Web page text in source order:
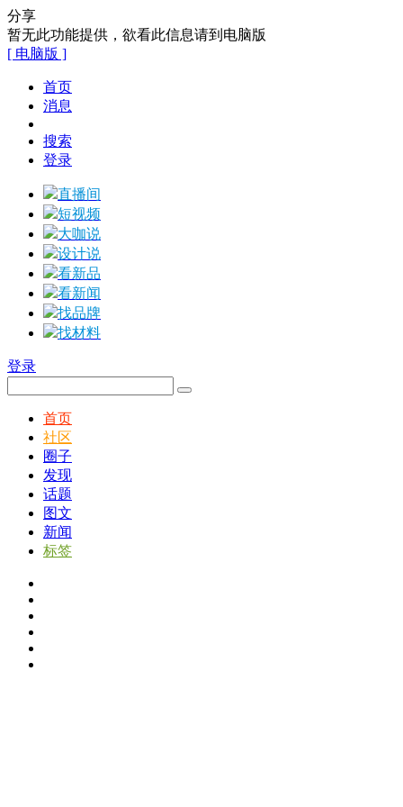
分享
暂无此功能提供，欲看此信息请到电脑版
[ 电脑版 ]
首页
消息
搜索
登录
直播间
短视频
大咖说
设计说
看新品
看新闻
找品牌
找材料
登录
首页
社区
圈子
发现
话题
图文
新闻
标签